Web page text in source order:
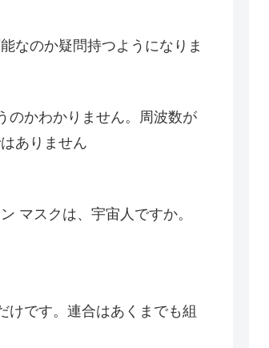
なのか疑問持つようになりま
かわかりません。周波数が
ありません
マスクは、宇宙人ですか。
です。連合はあくまでも組